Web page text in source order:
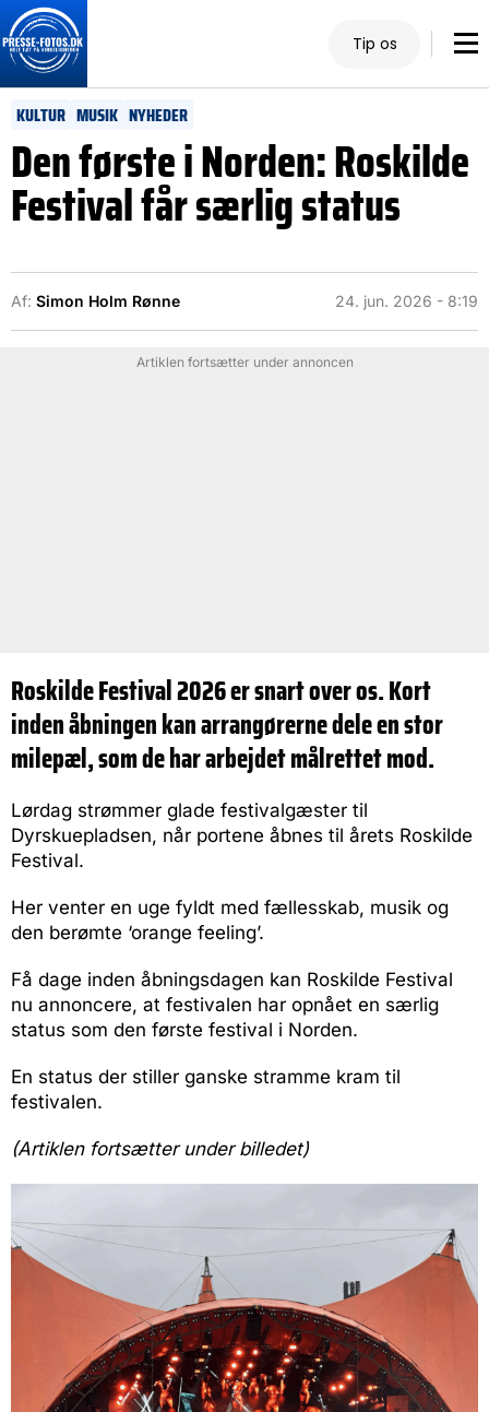
Tip os
KULTUR MUSIK NYHEDER
Den første i Norden: Roskilde
Festival får særlig status
Af: Simon Holm Rønne 24. jun. 2026 - 8:19
Artiklen fortsætter under annoncen
Roskilde Festival 2026 er snart over os. Kort
inden åbningen kan arrangørerne dele en stor
milepæl, som de har arbejdet målrettet mod.
Lørdag strømmer glade festivalgæster til
Dyrskuepladsen, når portene åbnes til årets Roskilde
Festival.
Her venter en uge fyldt med fællesskab, musik og
den berømte ‘orange feeling’.
Få dage inden åbningsdagen kan Roskilde Festival
nu annoncere, at festivalen har opnået en særlig
status som den første festival i Norden.
En status der stiller ganske stramme kram til
festivalen.
(Artiklen fortsætter under billedet)